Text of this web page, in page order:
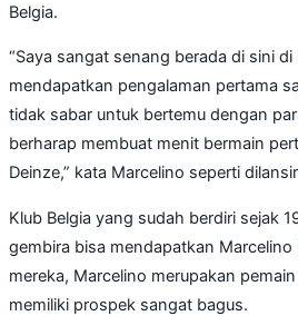
Belgia.
“Saya sangat senang berada di sini di
mendapatkan pengalaman pertama
tidak sabar untuk bertemu dengan
berharap membuat menit bermain
Deinze,” kata Marcelino seperti
Klub Belgia yang sudah berdiri sejak
gembira bisa mendapatkan Marcelino
mereka, Marcelino merupakan
memiliki prospek sangat bagus.